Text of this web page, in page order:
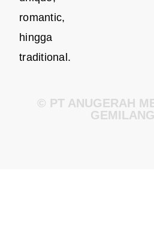
romantic,
hingga
traditional.
© PT ANUGERAH
GEMILANG